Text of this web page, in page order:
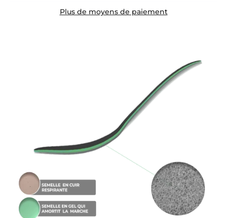
Plus de moyens de paiement